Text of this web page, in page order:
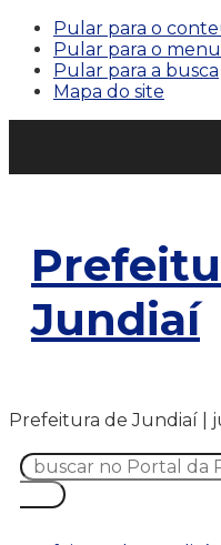
Pular para o
Pular para o menu
Pular para a busca
Mapa do site
Jundiaí
Prefeitura de Jundiaí |